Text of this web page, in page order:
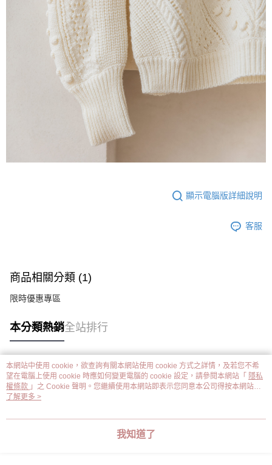
顯示電腦版詳細說明
客服
商品相關分類 (1)
限時優惠專區
本分類熱銷全站排行
熱門標籤
本網站中使用 cookie，欲查詢有關本網站使用 cookie 方式之詳情，及若您不希
望在電腦上使用 cookie 時應如何變更電腦的 cookie 設定，請參閱本網站「 隱私
權條款 」之 Cookie 聲明。您繼續使用本網站即表示您同意本公司得按本網站使
用條款之 Cookie 聲明使用 cookie。
了解更多 >
我知道了